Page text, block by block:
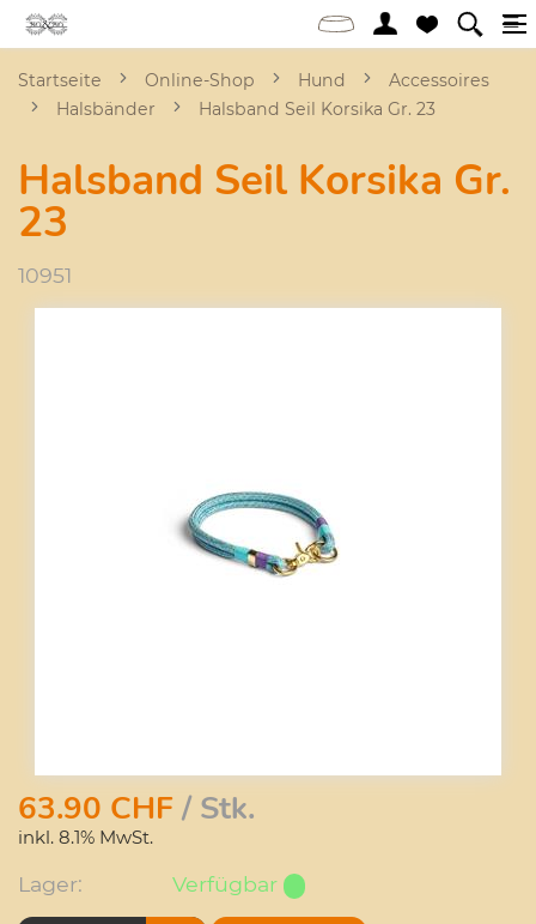
Startseite Online-Shop Hund
Accessoires
Halsbänder
Halsband Seil Korsika Gr. 23
Halsband Seil Korsika Gr.
23
10951
63.90 CHF/ Stk.
inkl. 8.1% MwSt.
Lager: Verfügbar